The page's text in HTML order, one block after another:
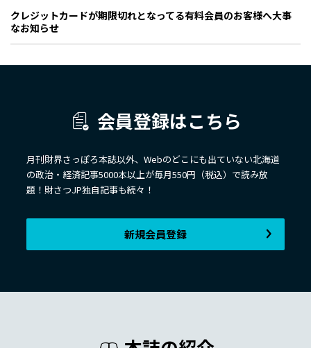
クレジットカードが期限切れとなってる有料会員のお客様へ大事
なお知らせ
会員登録はこちら
月刊財界さっぽろ本誌以外、Webのどこにも出ていない北海道
の政治・経済記事5000本以上が毎月550円（税込）で読み放
題！財さつJP独自記事も続々！
新規会員登録